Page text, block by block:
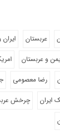
عربستان
و عربستان
رضا معصومی
ایران
چرخش